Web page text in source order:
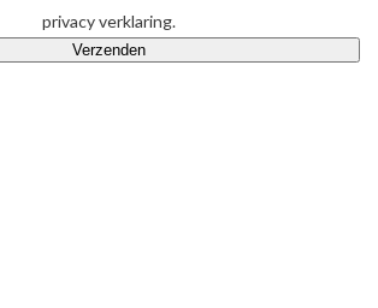
privacy verklaring.